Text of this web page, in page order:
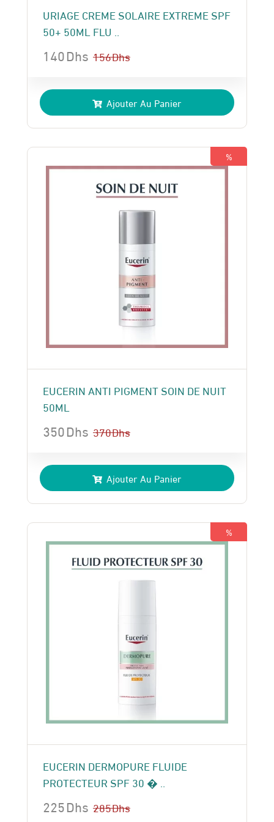
URIAGE CREME SOLAIRE EXTREME SPF
50+ 50ML FLU ..
156Dhs
prix
initial
était :
156 Dhs.
140Dhs
prix
actuel
est :
140 Dhs.
Ajouter Au Panier
%
EUCERIN ANTI PIGMENT SOIN DE NUIT
50ML
370Dhs
prix
initial
était :
370 Dhs.
350Dhs
prix
actuel
est :
350 Dhs.
Ajouter Au Panier
%
EUCERIN DERMOPURE FLUIDE
PROTECTEUR SPF 30 � ..
285Dhs
225Dhs